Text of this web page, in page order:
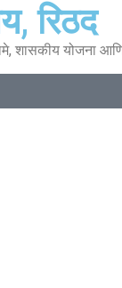
रिठद
शासकीय योजना